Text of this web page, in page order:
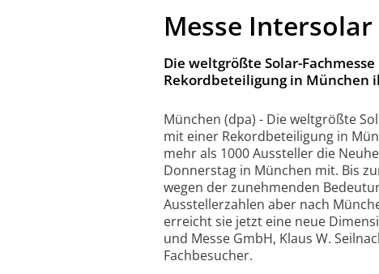
Messe
Die weltgrößte Solar-
Rekordbeteiligung in München
München (dpa) - Die weltgrößte
mit einer Rekordbeteiligung in
mehr als 1000 Aussteller die
Donnerstag in München mit. Bis
wegen der zunehmenden
Ausstellerzahlen aber nach
erreicht sie jetzt eine neue
und Messe GmbH, Klaus W.
Fachbesucher.